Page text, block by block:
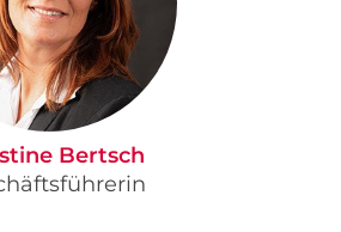
Bertsch